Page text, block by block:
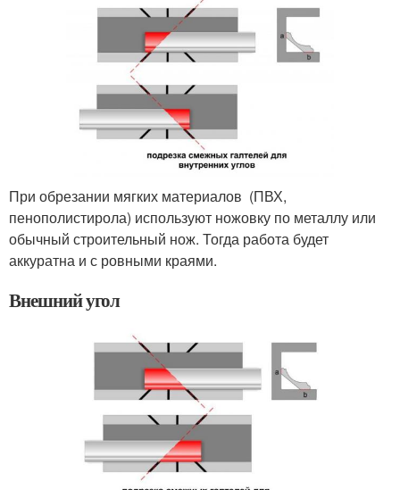
При обрезании мягких материалов (ПВХ,
пенополистирола) используют ножовку по металлу или
обычный строительный нож. Тогда работа будет
аккуратна и с ровными краями.
Внешний угол